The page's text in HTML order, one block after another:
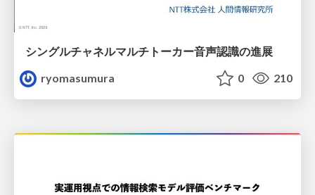
シングルチャネルマルチトーカー音声認識の進展
ryomasumura
0 210